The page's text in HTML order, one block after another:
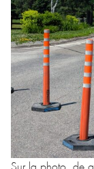
Sur la photo, de